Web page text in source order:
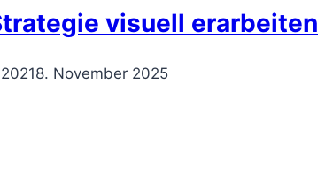
visuell erarbeiten
8. November 2025